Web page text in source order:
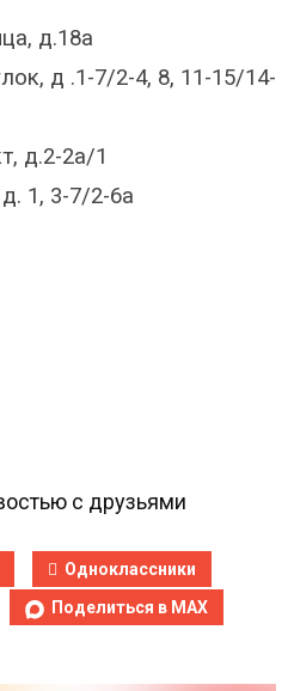
д.18а
д .1-7/2-4, 8, 11-15/14-
д.2-2а/1
1, 3-7/2-6а
с друзьями
Одноклассники
Поделиться в MAX